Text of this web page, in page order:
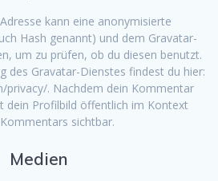
kann eine anonymisierte
Hash genannt) und dem Gravatar-
um zu prüfen, ob du diesen benutzt.
des Gravatar-Dienstes findest du hier:
. Nachdem dein Kommentar
dein Profilbild öffentlich im Kontext
sichtbar.
Medien